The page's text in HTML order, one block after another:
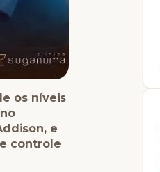
os níveis
e
controle